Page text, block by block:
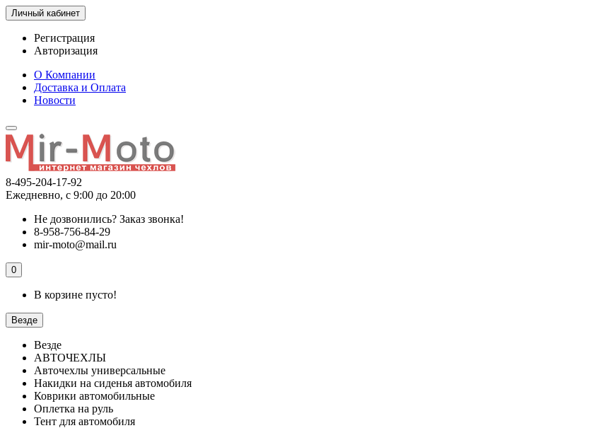
Личный кабинет
Регистрация
Авторизация
О Компании
Доставка и Оплата
Новости
8-495-204-17-92
Ежедневно, с 9:00 до 20:00
Не дозвонились? Заказ звонка!
8-958-756-84-29
mir-moto@mail.ru
0
В корзине пусто!
Везде
Везде
АВТОЧЕХЛЫ
Авточехлы универсальные
Накидки на сиденья автомобиля
Коврики автомобильные
Оплетка на руль
Тент для автомобиля